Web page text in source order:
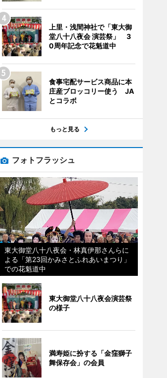
上里・浅間神社で「東大御
堂八十八夜会 演芸祭」 3
0周年記念で花魁道中
食事宅配サービス商品に本
庄産ブロッコリー使う JA
とコラボ
もっと見る
フォトフラッシュ
東大御堂八十八夜会・林真伊那さんらに
よる「第23回かみさとふれあいまつり」
での花魁道中
東大御堂八十八夜会演芸祭
の様子
満寿姫に扮する「金窪獅子
舞保存会」の会員